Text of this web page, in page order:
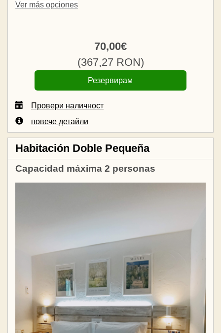
Ver más opciones
70,00€
(367,27 RON)
Провери наличност
повече детайли
Habitación Doble Pequeña
Capacidad máxima 2 personas